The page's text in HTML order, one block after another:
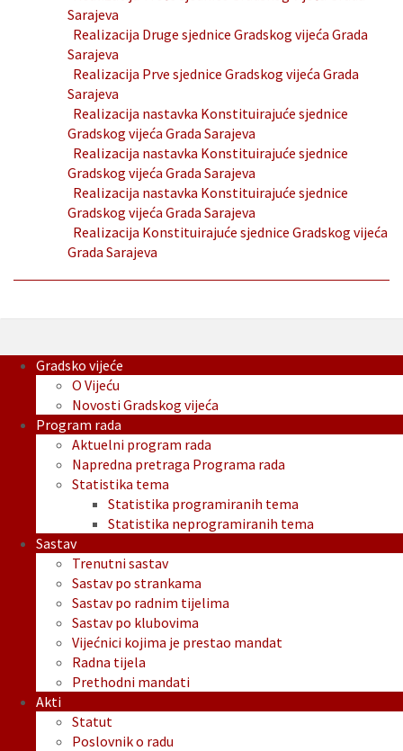
Sarajeva
Realizacija Druge sjednice Gradskog vijeća Grada
Sarajeva
Realizacija Prve sjednice Gradskog vijeća Grada
Sarajeva
Realizacija nastavka Konstituirajuće sjednice
Gradskog vijeća Grada Sarajeva
Realizacija nastavka Konstituirajuće sjednice
Gradskog vijeća Grada Sarajeva
Realizacija nastavka Konstituirajuće sjednice
Gradskog vijeća Grada Sarajeva
Realizacija Konstituirajuće sjednice Gradskog vijeća
Grada Sarajeva
Gradsko vijeće
O Vijeću
Novosti Gradskog vijeća
Program rada
Aktuelni program rada
Napredna pretraga Programa rada
Statistika tema
Statistika programiranih tema
Statistika neprogramiranih tema
Sastav
Trenutni sastav
Sastav po strankama
Sastav po radnim tijelima
Sastav po klubovima
Vijećnici kojima je prestao mandat
Radna tijela
Prethodni mandati
Akti
Statut
Poslovnik o radu